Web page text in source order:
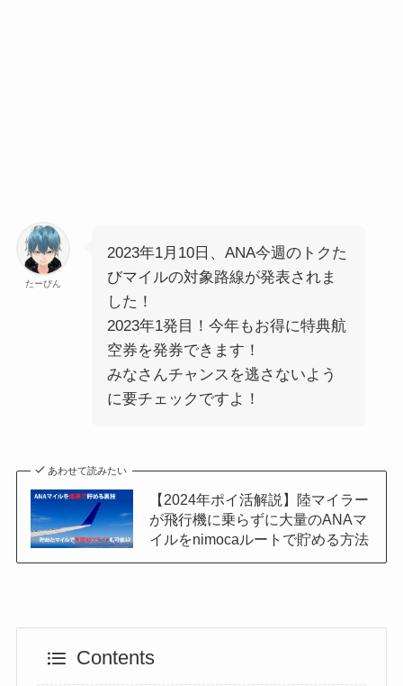
たーびん
2023年1月10日、ANA今週のトクた
びマイルの対象路線が発表されま
した！
2023年1発目！今年もお得に特典航
空券を発券できます！
みなさんチャンスを逃さないよう
に要チェックですよ！
あわせて読みたい
【2024年ポイ活解説】陸マイラー
が飛行機に乗らずに大量のANAマ
イルをnimocaルートで貯める方法
Contents